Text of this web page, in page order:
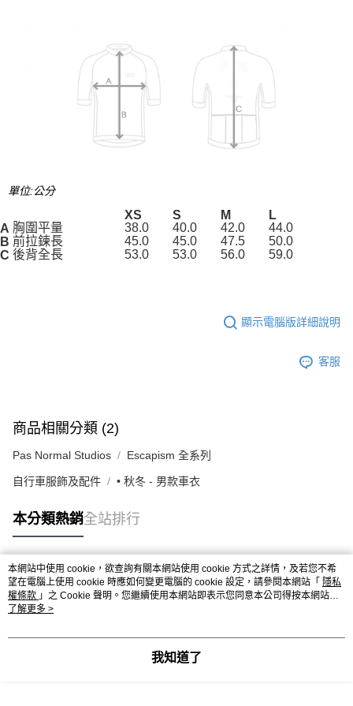
單位:公分
XS S M
L
A 胸圍平量 38.0 40.0 42.0
44.0
B 前拉鍊長 45.0 45.0 47.5
50.0
C 後背全長 53.0 53.0 56.0 59.0
顯示電腦版詳細說明
客服
商品相關分類 (2)
Pas Normal Studios Escapism 全系列
自行車服飾及配件 • 秋冬 - 男款車衣
本分類熱銷全站排行
熱門標籤
本網站中使用 cookie，欲查詢有關本網站使用 cookie 方式之詳情，及若您不希
望在電腦上使用 cookie 時應如何變更電腦的 cookie 設定，請參閱本網站「 隱私
權條款 」之 Cookie 聲明。您繼續使用本網站即表示您同意本公司得按本網站使
用條款之 Cookie 聲明使用 cookie。
了解更多 >
我知道了